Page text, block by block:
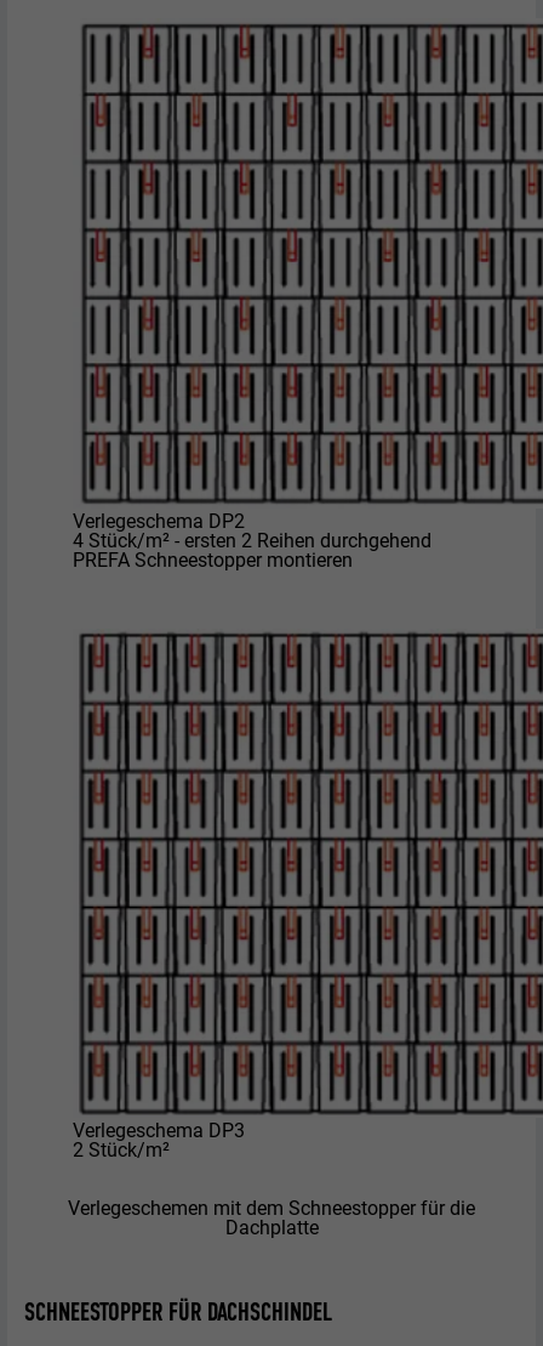
Verlegeschema DP2
4 Stück/m² - ersten 2 Reihen durchgehend
PREFA Schneestopper montieren
Verlegeschema DP3
2 Stück/m²
Verlegeschemen mit dem Schneestopper für die
Dachplatte
SCHNEESTOPPER FÜR DACHSCHINDEL